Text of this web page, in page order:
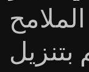
بتنزيل